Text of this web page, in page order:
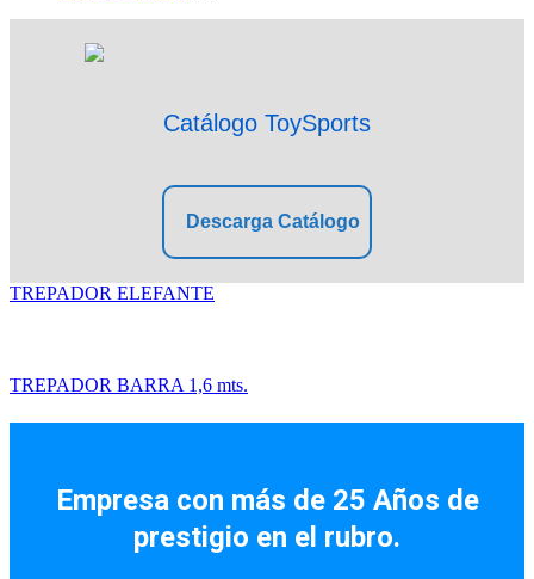
Catálogo ToySports
Descarga Catálogo
TREPADOR ELEFANTE
TREPADOR BARRA 1,6 mts.
Empresa con más de 25 Años de
prestigio en el rubro.